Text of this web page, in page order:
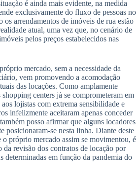
é ainda mais evidente, na medida
exclusivamente do fluxo de pessoas no
os arrendamentos de imóveis de rua estão
atual, uma vez que, no cenário de
pelos preços estabelecidos nas
mercado, sem a necessidade da
vem promovendo a acomodação
das locações. Como amplamente
centers já se comprometeram em
lojistas com extrema sensibilidade e
infelizmente aceitaram apenas conceder
posso afirmar que alguns locadores
posicionaram-se nesta linha. Diante deste
próprio mercado assim se movimentou, é
revisão dos contratos de locação por
determinadas em função da pandemia do